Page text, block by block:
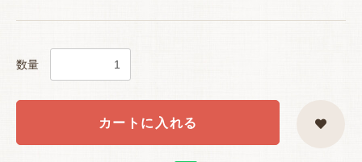
数量
カートに入れる